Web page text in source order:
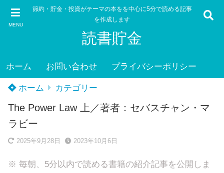
MENU
節約・貯金・投資がテーマの本をを中心に5分で読める記事
を作成します
読書貯金
ホーム お問い合わせ プライバシーポリシー
ホーム カテゴリー
The Power Law 上／著者：セバスチャン・マ
ラビー
2025年9月28日 2023年10月6日
※ 毎朝、5分以内で読める書籍の紹介記事を公開しま